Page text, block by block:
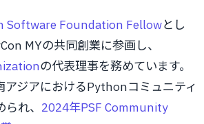
Software Foundation Fellowとし
MYの共同創業に参画し、
の代表理事を務めています。
アジアにおけるPythonコミュニティ
れ、 2024年PSF Community